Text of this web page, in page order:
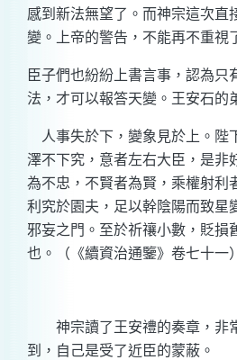
感到新法無望了。而神宗這次直
變。上帝的警告，不能再不重視
臣子們也紛紛上書言事，認為只
法，才可以報答天變。王安石的
人事失於下，變象見於上。陛
澤不下究，意者左右大臣，是非
為不忠，不賢者為賢，乘權射利
利究於園夫，足以幹陰陽而致星
邪妄之門。至於祈禳小數，貶損
也。（《續資治通鑒》卷七十一）
神宗讀了王安禮的奏章，非
到，自己是受了近臣的蒙蔽。